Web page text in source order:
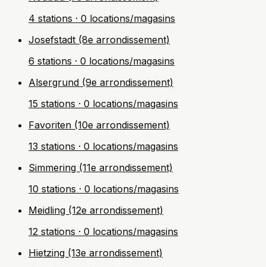
4 stations · 0 locations/magasins
Josefstadt (8e arrondissement)
6 stations · 0 locations/magasins
Alsergrund (9e arrondissement)
15 stations · 0 locations/magasins
Favoriten (10e arrondissement)
13 stations · 0 locations/magasins
Simmering (11e arrondissement)
10 stations · 0 locations/magasins
Meidling (12e arrondissement)
12 stations · 0 locations/magasins
Hietzing (13e arrondissement)